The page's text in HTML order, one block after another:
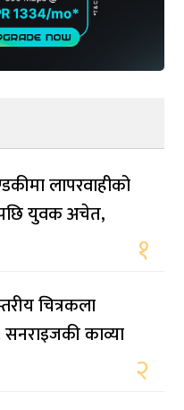
लापरवाहीको
युवक अचेत,
१
चित्रकला
सनराइजकी काव्या
२